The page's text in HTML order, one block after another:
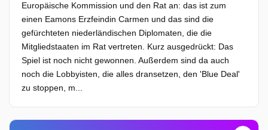
Europäische Kommission und den Rat an: das ist zum
einen Eamons Erzfeindin Carmen und das sind die
gefürchteten niederländischen Diplomaten, die die
Mitgliedstaaten im Rat vertreten. Kurz ausgedrückt: Das
Spiel ist noch nicht gewonnen. Außerdem sind da auch
noch die Lobbyisten, die alles dransetzen, den 'Blue Deal'
zu stoppen, m...